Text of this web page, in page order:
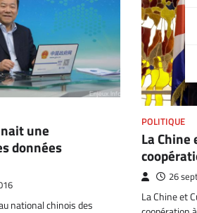
une
données
national chinois des
POLITIQUE
La
26
La Chine et